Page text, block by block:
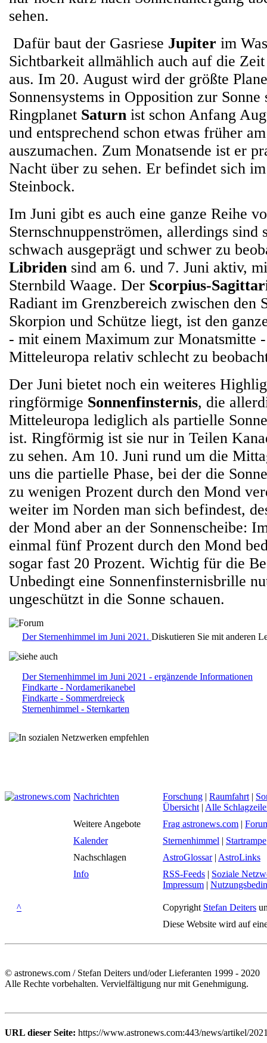
sehen.
Dafür baut der Gasriese Jupiter im
Sichtbarkeit allmählich auch auf die
aus. Im 20. August wird der größte
Sonnensystems in Opposition zur Sonne
Ringplanet Saturn ist schon Anfang
und entsprechend schon etwas früher
auszumachen. Zum Monatsende ist er
Nacht über zu sehen. Er befindet sich
Steinbock.
Im Juni gibt es auch eine ganze Reihe
Sternschnuppenströmen, allerdings sind
schwach ausgeprägt und schwer zu
Libriden sind am 6. und 7. Juni aktiv,
Sternbild Waage. Der Scorpius-
Radiant im Grenzbereich zwischen den
Skorpion und Schütze liegt, ist den
- mit einem Maximum zur Monatsmitte
Mitteleuropa relativ schlecht zu
Der Juni bietet noch ein weiteres
ringförmige Sonnenfinsternis, die
Mitteleuropa lediglich als partielle
ist. Ringförmig ist sie nur in Teilen
zu sehen. Am 10. Juni rund um die
uns die partielle Phase, bei der die
zu wenigen Prozent durch den Mond
weiter im Norden man sich befindest,
der Mond aber an der Sonnenscheibe:
einmal fünf Prozent durch den Mond
sogar fast 20 Prozent. Wichtig für die
Unbedingt eine Sonnenfinsternisbrille
ungeschützt in die Sonne schauen.
Der Sternenhimmel im Juni 2021. Diskutieren Sie mit anderen
Der Sternenhimmel im Juni 2021 - ergänzende Informationen
Findkarte - Nordamerikanebel
Findkarte - Sommerdreieck
Sternenhimmel - Sternkarten
Nachrichten Forschung | Raumfahrt |
Übersicht | Alle
Weitere Angebote
Frag astronews.com |
Kalender
Sternenhimmel | Startrampe
Nachschlagen
AstroGlossar| AstroLinks
Info
RSS-Feeds | Soziale
Impressum |
^ Copyright Stefan Deiters
Diese Website wird auf
© astronews.com / Stefan Deiters und/oder Lieferanten 1999 - 2020
Alle Rechte vorbehalten. Vervielfältigung nur mit Genehmigung.
URL dieser Seite: https://www.astronews.com:443/news/artikel/